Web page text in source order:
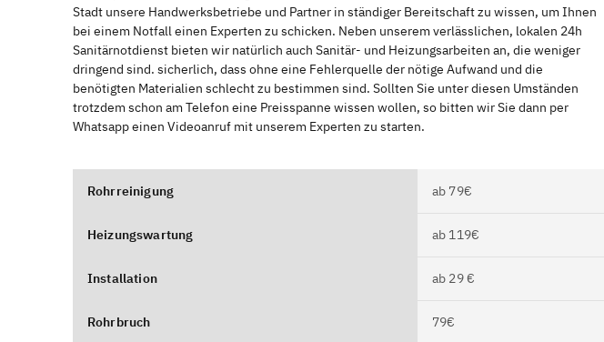
Stadt unsere Handwerksbetriebe und Partner in ständiger Bereitschaft zu wissen, um Ihnen
bei einem Notfall einen Experten zu schicken. Neben unserem verlässlichen, lokalen 24h
Sanitärnotdienst bieten wir natürlich auch Sanitär- und Heizungsarbeiten an, die weniger
dringend sind. sicherlich, dass ohne eine Fehlerquelle der nötige Aufwand und die
benötigten Materialien schlecht zu bestimmen sind. Sollten Sie unter diesen Umständen
trotzdem schon am Telefon eine Preisspanne wissen wollen, so bitten wir Sie dann per
Whatsapp einen Videoanruf mit unserem Experten zu starten.
Rohrreinigung ab 79€
Heizungswartung ab 119€
Installation ab 29 €
Rohrbruch 79€